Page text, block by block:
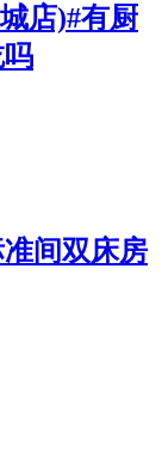
店)#有厨
间双床房